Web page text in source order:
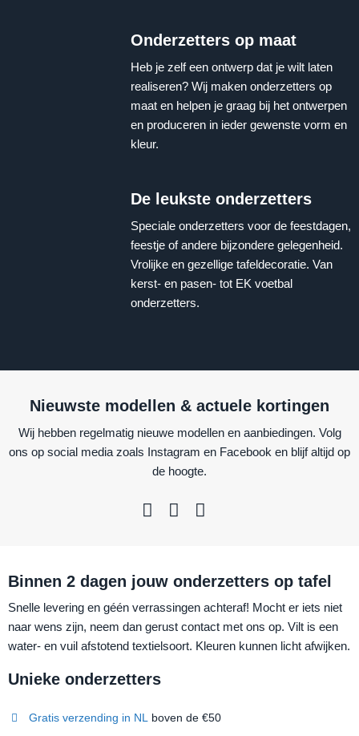
Onderzetters op maat
Heb je zelf een ontwerp dat je wilt laten
realiseren? Wij maken onderzetters op
maat en helpen je graag bij het ontwerpen
en produceren in ieder gewenste vorm en
kleur.
De leukste onderzetters
Speciale onderzetters voor de feestdagen,
feestje of andere bijzondere gelegenheid.
Vrolijke en gezellige tafeldecoratie. Van
kerst- en pasen- tot EK voetbal
onderzetters.
Nieuwste modellen & actuele kortingen
Wij hebben regelmatig nieuwe modellen en aanbiedingen. Volg
ons op social media zoals Instagram en Facebook en blijf altijd op
de hoogte.
Binnen 2 dagen jouw onderzetters op tafel
Snelle levering en géén verrassingen achteraf! Mocht er iets niet
naar wens zijn, neem dan gerust contact met ons op. Vilt is een
water- en vuil afstotend textielsoort. Kleuren kunnen licht afwijken.
Unieke onderzetters
Gratis verzending in NL boven de €50